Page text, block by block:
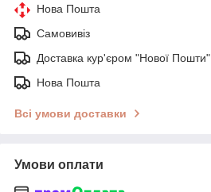
Нова Пошта
Самовивіз
Доставка кур'єром "Нової Пошти"
Нова Пошта
Всі умови доставки
Умови оплати